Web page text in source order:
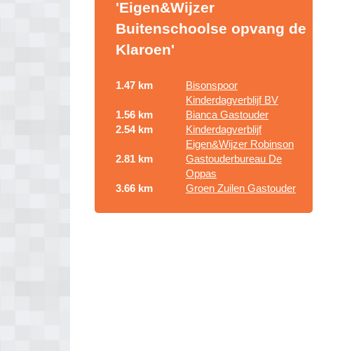
'Eigen&Wijzer
Buitenschoolse opvang de
Klaroen'
1.47 km
Bisonspoor
Kinderdagverblijf BV
1.56 km
Bianca Gastouder
2.54 km
Kinderdagverblijf
Eigen&Wijzer Robinson
2.81 km
Gastouderbureau De
Oppas
3.66 km
Groen Zuilen Gastouder